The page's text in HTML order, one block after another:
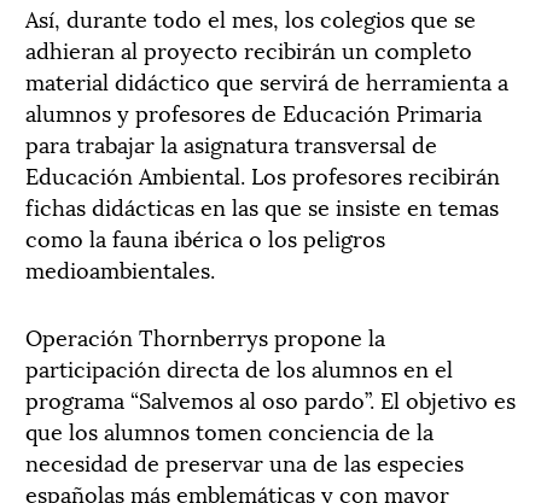
Así, durante todo el mes, los colegios que se
adhieran al proyecto recibirán un completo
material didáctico que servirá de herramienta a
alumnos y profesores de Educación Primaria
para trabajar la asignatura transversal de
Educación Ambiental. Los profesores recibirán
fichas didácticas en las que se insiste en temas
como la fauna ibérica o los peligros
medioambientales.
Operación Thornberrys propone la
participación directa de los alumnos en el
programa “Salvemos al oso pardo”. El objetivo es
que los alumnos tomen conciencia de la
necesidad de preservar una de las especies
españolas más emblemáticas y con mayor